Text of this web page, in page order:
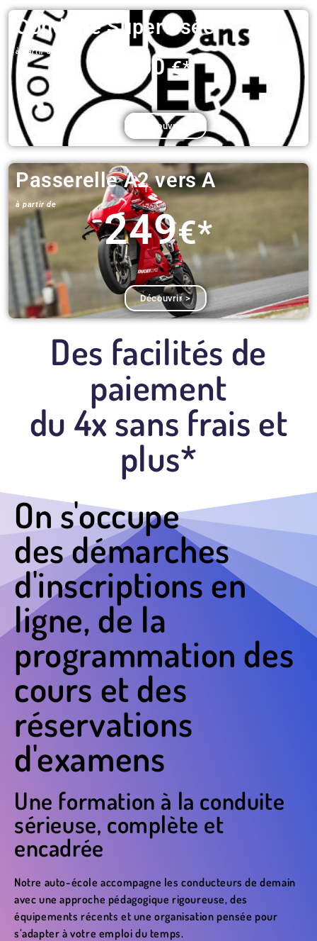
Conduite Supervisée
à partir de​
160€*
Découvrir >
Passerelle A2 vers A​
à partir de​
249€*
Découvrir >
Des facilités de
paiement
du 4x sans frais et
plus*
On s'occupe
des démarches
d'inscriptions en
ligne, de la
programmation des
cours et des
réservations
d'examens
Une formation à la conduite
sérieuse, complète et
encadrée
Notre auto-école accompagne les conducteurs de demain
avec une approche pédagogique rigoureuse, des
équipements récents et une organisation pensée pour
s’adapter à votre emploi du temps.